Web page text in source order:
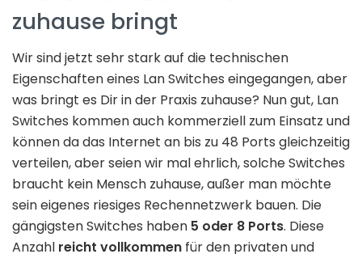
zuhause bringt
Wir sind jetzt sehr stark auf die technischen
Eigenschaften eines Lan Switches eingegangen, aber
was bringt es Dir in der Praxis zuhause? Nun gut, Lan
Switches kommen auch kommerziell zum Einsatz und
können da das Internet an bis zu 48 Ports gleichzeitig
verteilen, aber seien wir mal ehrlich, solche Switches
braucht kein Mensch zuhause, außer man möchte
sein eigenes riesiges Rechennetzwerk bauen. Die
gängigsten Switches haben 5 oder 8 Ports. Diese
Anzahl reicht vollkommen für den privaten und